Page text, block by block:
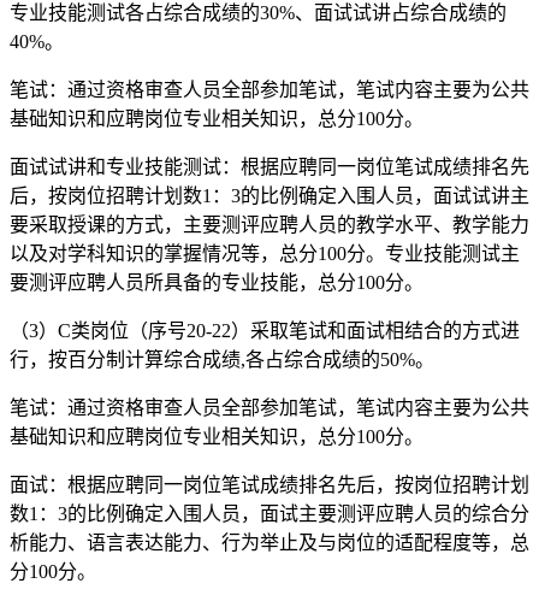
专业技能测试各占综合成绩的30%、面试试讲占综合成绩的
40%。
笔试：通过资格审查人员全部参加笔试，笔试内容主要为公共
基础知识和应聘岗位专业相关知识，总分100分。
面试试讲和专业技能测试：根据应聘同一岗位笔试成绩排名先
后，按岗位招聘计划数1：3的比例确定入围人员，面试试讲主
要采取授课的方式，主要测评应聘人员的教学水平、教学能力
以及对学科知识的掌握情况等，总分100分。专业技能测试主
要测评应聘人员所具备的专业技能，总分100分。
（3）C类岗位（序号20-22）采取笔试和面试相结合的方式进
行，按百分制计算综合成绩,各占综合成绩的50%。
笔试：通过资格审查人员全部参加笔试，笔试内容主要为公共
基础知识和应聘岗位专业相关知识，总分100分。
面试：根据应聘同一岗位笔试成绩排名先后，按岗位招聘计划
数1：3的比例确定入围人员，面试主要测评应聘人员的综合分
析能力、语言表达能力、行为举止及与岗位的适配程度等，总
分100分。